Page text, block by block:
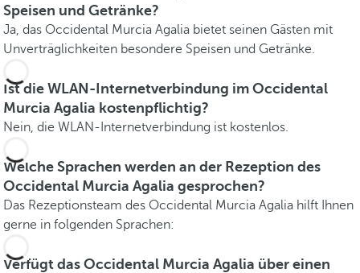
Speisen und Getränke?
Ja, das Occidental Murcia Agalia bietet seinen Gästen mit
Unverträglichkeiten besondere Speisen und Getränke.
Ist die WLAN-Internetverbindung im Occidental
Murcia Agalia kostenpflichtig?
Nein, die WLAN-Internetverbindung ist kostenlos.
Welche Sprachen werden an der Rezeption des
Occidental Murcia Agalia gesprochen?
Das Rezeptionsteam des Occidental Murcia Agalia hilft Ihnen
gerne in folgenden Sprachen:
Verfügt das Occidental Murcia Agalia über einen